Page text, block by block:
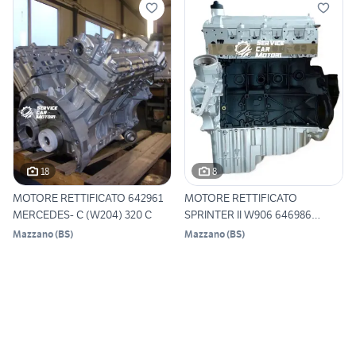
18
MOTORE RETTIFICATO 642961
MERCEDES- C (W204) 320 C
Mazzano(BS)
8
MOTORE RETTIFICATO
SPRINTER II W906 646986
MERCEDE
Mazzano(BS)